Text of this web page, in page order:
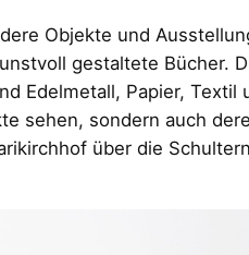
Objekte und
gestaltete Bücher.
Edelmetall, Papier,
sehen, sondern auch
über die